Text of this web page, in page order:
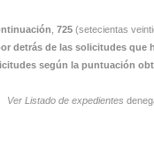
725 (setecientas
detrás de las solicitudes que
según la puntuación
Ver Listado de expedientes